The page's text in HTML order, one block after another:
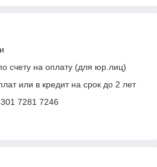
счету на оплату (для юр.лиц)
или в кредит на срок до 2 лет
7281 7246